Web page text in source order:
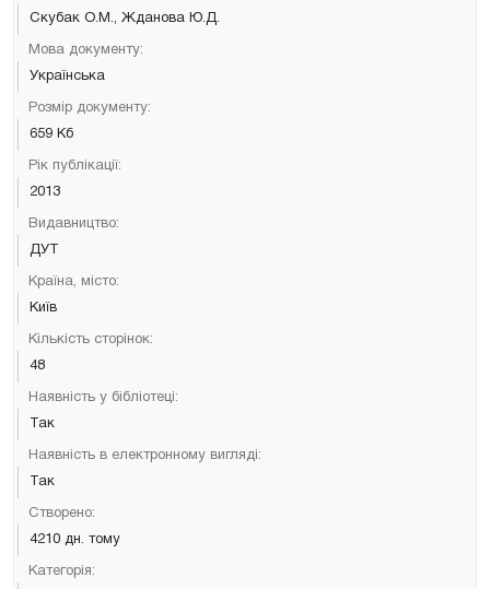
Скубак О.М., Жданова Ю.Д.
Мова документу:
Українська
Розмір документу:
659 Кб
Рік публікації:
2013
Видавництво:
ДУТ
Країна, місто:
Київ
Кількість сторінок:
48
Наявність у бібліотеці:
Так
Наявність в електронному вигляді:
Так
Створено:
4210 дн. тому
Категорія: